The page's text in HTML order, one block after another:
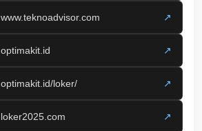
www.teknoadvisor.com ↗
optimakit.id ↗
optimakit.id/loker/ ↗
loker2025.com ↗